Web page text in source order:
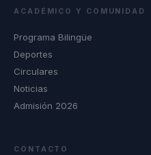
ACADÉMICO Y COMUNIDAD
Programa Bilingüe
Deportes
Circulares
Noticias
Admisión 2026
CONTACTO